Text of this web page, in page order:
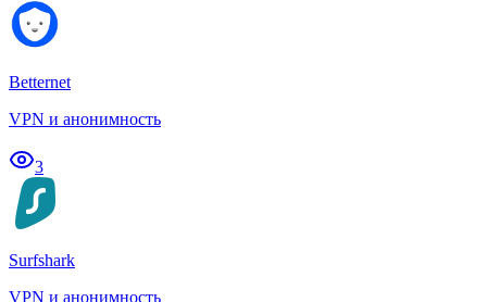
Betternet
VPN и анонимность
3
Surfshark
VPN и анонимность